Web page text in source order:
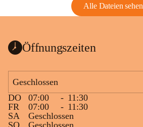
Alle Dateien sehen
Öffnungszeiten
Geschlossen
DO
07:00 - 11:30
FR
07:00 - 11:30
SA
Geschlossen
SO
Geschlossen